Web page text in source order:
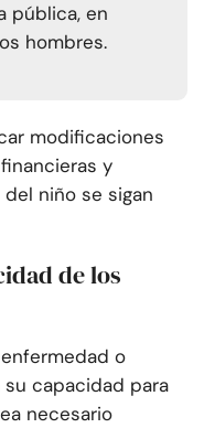
pública, en
hombres.
modificaciones
y
niño se sigan
de los
o
capacidad para
necesario